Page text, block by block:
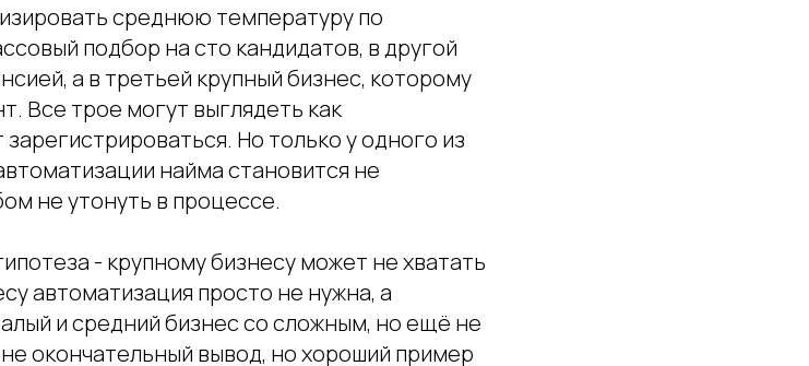
среднюю температуру по
подбор на сто кандидатов, в другой
а в третьей крупный бизнес, которому
Все трое могут выглядеть как
Но только у одного из
найма становится не
не утонуть в процессе.
- крупному бизнесу может не хватать
автоматизация просто не нужна, а
и средний бизнес со сложным, но ещё не
окончательный вывод, но хороший пример